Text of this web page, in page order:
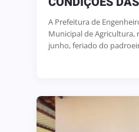
A Prefeitura de
Municipal de Agricultura,
junho, feriado do